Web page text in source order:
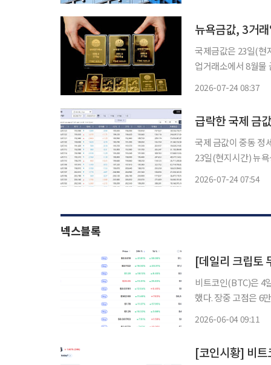
뉴욕금값, 3거
국제금값은 23일(현지시간)
업거래소에서 8월물
2026-07-24 08:37
급락한 국제 금
국제 금값이 중동 정
23일(현지시간) 뉴
2026-07-24 07:54
넥스블록
비트코인(BTC)은 4
했다. 장중 고점은 6
2026-06-04 09:11